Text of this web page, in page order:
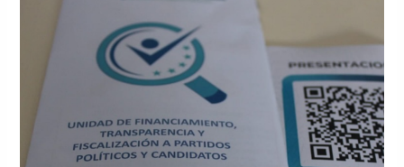
partidos
para
que
entreguen
cierre